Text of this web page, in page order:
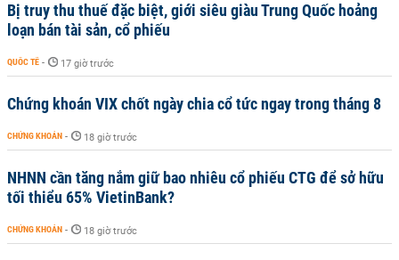
Bị truy thu thuế đặc biệt, giới siêu giàu Trung Quốc hoảng
loạn bán tài sản, cổ phiếu
QUỐC TẾ - 17 giờ trước
Chứng khoán VIX chốt ngày chia cổ tức ngay trong tháng 8
CHỨNG KHOÁN - 18 giờ trước
NHNN cần tăng nắm giữ bao nhiêu cổ phiếu CTG để sở hữu
tối thiểu 65% VietinBank?
CHỨNG KHOÁN - 18 giờ trước